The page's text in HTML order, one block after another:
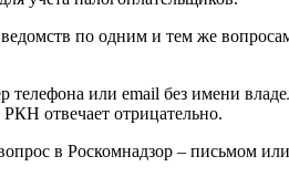
по одним и тем же вопросам
или email без имени
отвечает отрицательно.
в Роскомнадзор – письмом